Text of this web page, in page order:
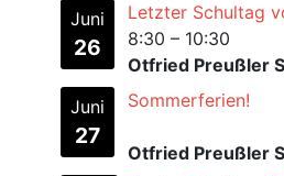
Juni
26
Letzter Schultag
8:30 – 10:30
Otfried Preußler
Juni
27
Sommerferien!
Otfried Preußler